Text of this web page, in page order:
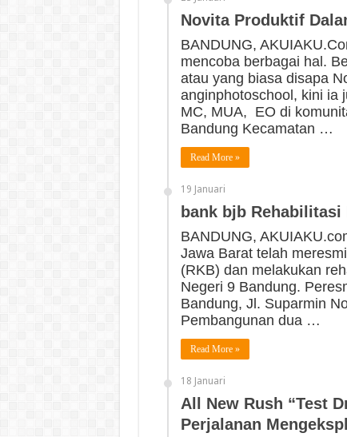
Novita Produktif
BANDUNG,
mencoba berbagai hal.
atau yang biasa disapa
anginphotoschool, kini ia
MC, MUA, EO di
Bandung Kecamatan …
Read More »
19 Januari
bank bjb Rehabilitasi
BANDUNG,
Jawa Barat telah
(RKB) dan melakukan
Negeri 9 Bandung.
Bandung, Jl. Suparmin
Pembangunan dua …
Read More »
18 Januari
All New Rush “Test
Perjalanan